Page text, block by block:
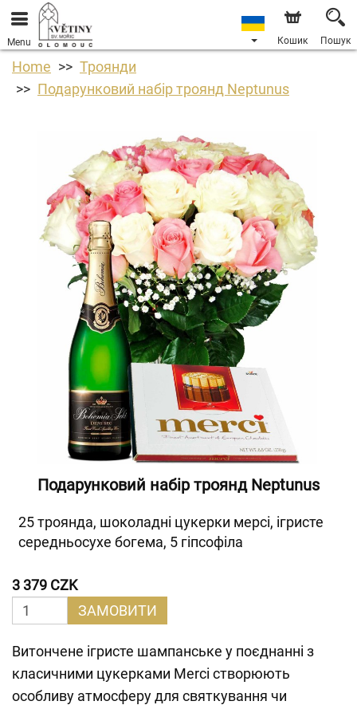
Menu Кошик Пошук
Home
Троянди
Подарунковий набір троянд Neptunus
Подарунковий набір троянд Neptunus
25 троянда, шоколадні цукерки мерсі, ігристе
середньосухе богема, 5 гіпсофіла
3 379 CZK
ЗАМОВИТИ
Витончене ігристе шампанське у поєднанні з
класичними цукерками Merci створюють
особливу атмосферу для святкування чи